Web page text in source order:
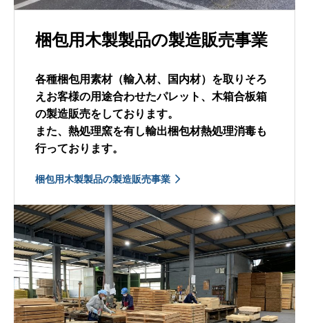
梱包用木製製品の製造販売事業
各種梱包用素材（輸入材、国内材）を取りそろ
えお客様の用途合わせたパレット、木箱合板箱
の製造販売をしております。
また、熱処理窯を有し輸出梱包材熱処理消毒も
行っております。
梱包用木製製品の製造販売事業